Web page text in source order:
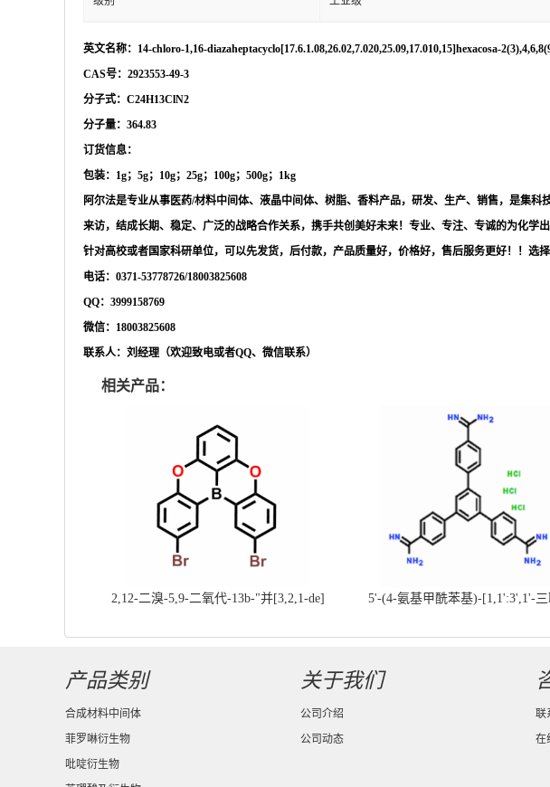
英文名称： 14-chloro-1,16-diazaheptacyclo[17.6.1.08,26.02,7.020,25.09,17.010,15]hexacosa-
CAS号：2923553-49-3
分子式： C24H13ClN2
分子量： 364.83
订货信息：
包装： 1g；5g；10g；25g；100g；500g；1kg
阿尔法是专业从事医药/材料中间体、液晶中间体、树脂、香料产品，研发、生产、销售，是集
来访，结成长期、稳定、广泛的战略合作关系，携手共创美好未来！专业、专注、专诚的为化学出
针对高校或者国家科研单位，可以先发货，后付款，产品质量好，价格好，售后服务更好！！选
电话： 0371-53778726/18003825608
QQ：3999158769
微信： 18003825608
联系人：刘经理（欢迎致电或者QQ、微信联系）
相关产品：
2,12-二溴-5,9-二氧代-13b-"并[3,2,1-de]
5'-(4-氨基甲酰苯基)-[1,1':3',1'-
产品类别
合成材料中间体
菲罗啉衍生物
吡啶衍生物
关于我们
公司介绍
公司动态
联
在